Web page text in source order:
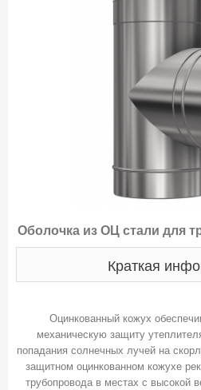
Оболочка из ОЦ стали для
Краткая
Оцинкованный кожух
механическую защиту
попадания солнечных лучей на
защитном оцинкованном кожухе
трубопровода в местах с высокой